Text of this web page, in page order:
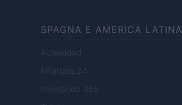
SPAGNA E AMERICA LATINA
Actualidad
Finanzas 24
Investindo 365